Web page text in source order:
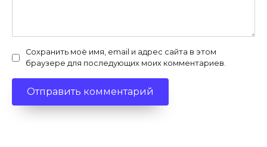
Сохранить моё имя, email и адрес сайта в этом
браузере для последующих моих комментариев.